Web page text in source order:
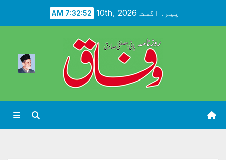
پیر. اگست 10th, 2026 7:32:53 AM